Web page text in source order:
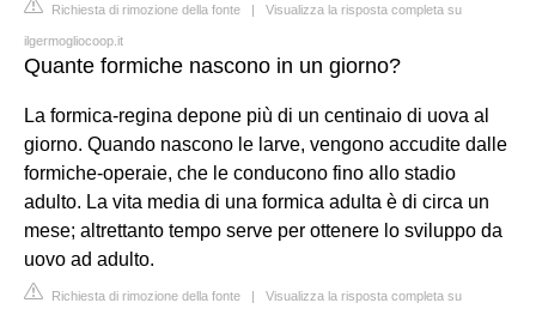
Richiesta di rimozione della fonte | Visualizza la risposta completa su
ilgermogliocoop.it
Quante formiche nascono in un giorno?
La formica-regina depone più di un centinaio di uova al
giorno. Quando nascono le larve, vengono accudite dalle
formiche-operaie, che le conducono fino allo stadio
adulto. La vita media di una formica adulta è di circa un
mese; altrettanto tempo serve per ottenere lo sviluppo da
uovo ad adulto.
Richiesta di rimozione della fonte | Visualizza la risposta completa su